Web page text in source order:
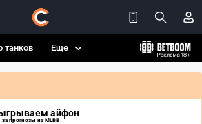
танков Еще
айфон
за прогнозы на MLBB